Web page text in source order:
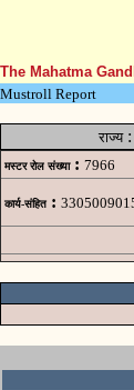
The Mahatma
Mustroll Report
राज्य:
मस्टर रोल संख्या : 7966
कार्य-संहित :